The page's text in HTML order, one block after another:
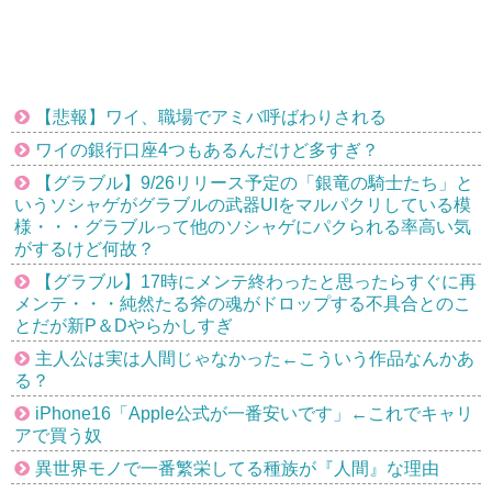
【悲報】ワイ、職場でアミバ呼ばわりされる
ワイの銀行口座4つもあるんだけど多すぎ？
【グラブル】9/26リリース予定の「銀竜の騎士たち」と
いうソシャゲがグラブルの武器UIをマルパクリしている模
様・・・グラブルって他のソシャゲにパクられる率高い気
がするけど何故？
【グラブル】17時にメンテ終わったと思ったらすぐに再
メンテ・・・純然たる斧の魂がドロップする不具合とのこ
とだが新P＆Dやらかしすぎ
主人公は実は人間じゃなかった←こういう作品なんかあ
る？
iPhone16「Apple公式が一番安いです」←これでキャリ
アで買う奴
異世界モノで一番繁栄してる種族が『人間』な理由